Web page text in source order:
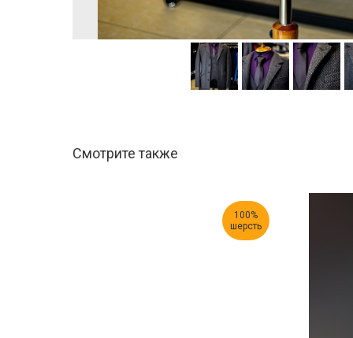
Смотрите также
100%
шерсть